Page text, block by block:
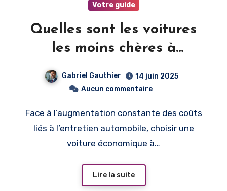
Votre guide
Quelles sont les voitures
les moins chères à
entretenir cette année
Gabriel Gauthier
14 juin 2025
Aucun commentaire
Face à l’augmentation constante des coûts
liés à l’entretien automobile, choisir une
voiture économique à…
Lire la suite